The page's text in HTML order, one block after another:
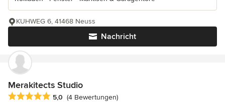
Nachricht
KUHWEG 6, 41468 Neuss
Merakitects Studio
Durchschnittliche Bewertung: 5 von 5 Sternen
5,0 (4 Bewertungen)